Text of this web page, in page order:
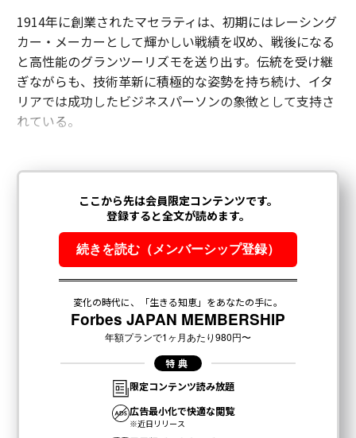
1914年に創業されたマセラティは、初期にはレーシング
カー・メーカーとして輝かしい戦績を収め、戦後になる
と高性能のグランツーリズモを送り出す。伝統を受け継
ぎながらも、技術革新に積極的な姿勢を持ち続け、イタ
リアでは成功したビジネスパーソンの象徴として支持さ
れている。